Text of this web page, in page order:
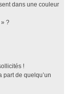
dans une couleur
» ?
!
part de quelqu’un